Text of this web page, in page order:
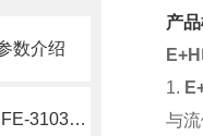
数介绍
阿托斯变量叶片泵PFE系列PFE-31036/1DT介绍
产
1.
与